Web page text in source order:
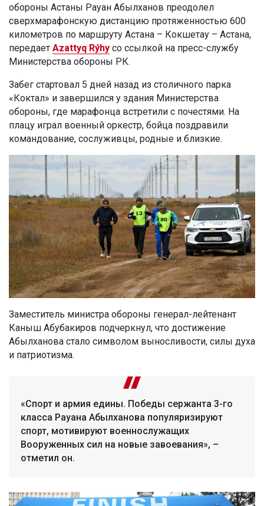
обороны Астаны Рауан Абылханов преодолел
сверхмарафонскую дистанцию протяженностью 600
километров по маршруту Астана – Кокшетау – Астана,
передает Azattyq Rýhy со ссылкой на пресс-службу
Министерства обороны РК.
Забег стартовал 5 дней назад из столичного парка
«Коктал» и завершился у здания Министерства
обороны, где марафонца встретили с почестями. На
плацу играл военный оркестр, бойца поздравили
командование, сослуживцы, родные и близкие.
Заместитель министра обороны генерал-лейтенант
Каныш Абубакиров подчеркнул, что достижение
Абылханова стало символом выносливости, силы духа
и патриотизма.
«Спорт и армия едины. Победы сержанта 3-го
класса Рауана Абылханова популяризируют
спорт, мотивируют военнослужащих
Вооруженных сил на новые завоевания», –
отметил он.